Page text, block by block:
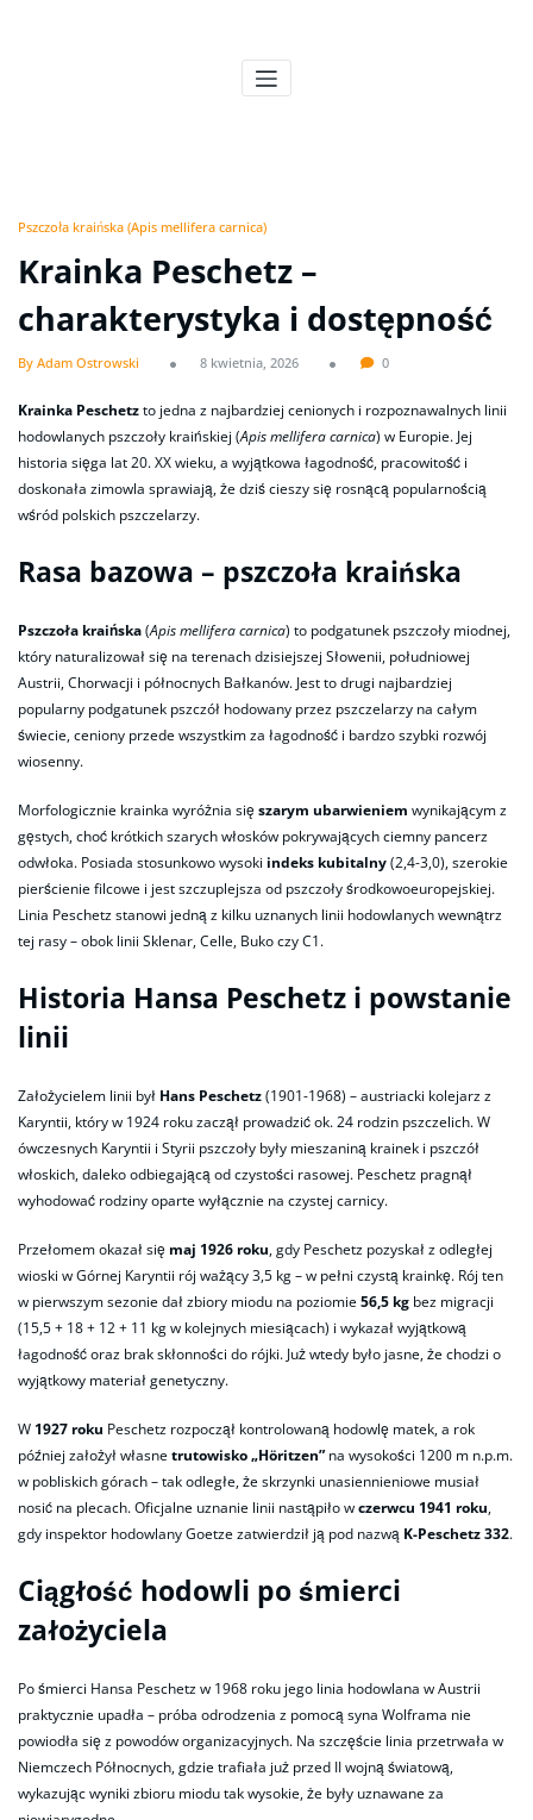
Pszczoła kraińska (Apis mellifera carnica)
Krainka Peschetz –
charakterystyka i dostępność
By Adam Ostrowski 8 kwietnia, 2026 0
Krainka Peschetzto jedna z najbardziej cenionych i rozpoznawalnych linii
hodowlanych pszczoły kraińskiej (Apis mellifera carnica) w Europie. Jej
historia sięga lat 20. XX wieku, a wyjątkowa łagodność, pracowitość i
doskonała zimowla sprawiają, że dziś cieszy się rosnącą popularnością
wśród polskich pszczelarzy.
Rasa bazowa – pszczoła kraińska
Pszczoła kraińska(Apis mellifera carnica) to podgatunek pszczoły miodnej,
który naturalizował się na terenach dzisiejszej Słowenii, południowej
Austrii, Chorwacji i północnych Bałkanów. Jest to drugi najbardziej
popularny podgatunek pszczół hodowany przez pszczelarzy na całym
świecie, ceniony przede wszystkim za łagodność i bardzo szybki rozwój
wiosenny.
Morfologicznie krainka wyróżnia sięszarym ubarwieniem wynikającym z
gęstych, choć krótkich szarych włosków pokrywających ciemny pancerz
odwłoka. Posiada stosunkowo wysoki indeks kubitalny(2,4-3,0), szerokie
pierścienie filcowe i jest szczuplejsza od pszczoły środkowoeuropejskiej.
Linia Peschetz stanowi jedną z kilku uznanych linii hodowlanych wewnątrz
tej rasy – obok linii Sklenar, Celle, Buko czy C1.
Historia Hansa Peschetz i powstanie
linii
Założycielem linii był Hans Peschetz(1901-1968) – austriacki kolejarz z
Karyntii, który w 1924 roku zaczął prowadzić ok. 24 rodzin pszczelich. W
ówczesnych Karyntii i Styrii pszczoły były mieszaniną krainek i pszczół
włoskich, daleko odbiegającą od czystości rasowej. Peschetz pragnął
wyhodować rodziny oparte wyłącznie na czystej carnicy.
Przełomem okazał się maj 1926 roku, gdy Peschetz pozyskał z odległej
wioski w Górnej Karyntii rój ważący 3,5 kg – w pełni czystą krainkę. Rój ten
w pierwszym sezonie dał zbiory miodu na poziomie56,5 kg bez migracji
(15,5 + 18 + 12 + 11 kg w kolejnych miesiącach) i wykazał wyjątkową
łagodność oraz brak skłonności do rójki. Już wtedy było jasne, że chodzi o
wyjątkowy materiał genetyczny.
W 1927 roku Peschetz rozpoczął kontrolowaną hodowlę matek, a rok
później założył własnetrutowisko „Höritzen” na wysokości 1200 m n.p.m.
w pobliskich górach – tak odległe, że skrzynki unasiennieniowe musiał
nosić na plecach. Oficjalne uznanie linii nastąpiło wczerwcu 1941 roku,
gdy inspektor hodowlany Goetze zatwierdził ją pod nazwą K-Peschetz 332.
Ciągłość hodowli po śmierci
założyciela
Po śmierci Hansa Peschetz w 1968 roku jego linia hodowlana w Austrii
praktycznie upadła – próba odrodzenia z pomocą syna Wolframa nie
powiodła się z powodów organizacyjnych. Na szczęście linia przetrwała w
Niemczech Północnych, gdzie trafiała już przed II wojną światową,
wykazując wyniki zbioru miodu tak wysokie, że były uznawane za